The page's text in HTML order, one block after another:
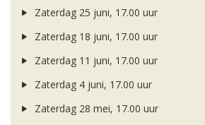
Zaterdag 25 juni, 17.00 uur
Zaterdag 18 juni, 17.00 uur
Zaterdag 11 juni, 17.00 uur
Zaterdag 4 juni, 17.00 uur
Zaterdag 28 mei, 17.00 uur